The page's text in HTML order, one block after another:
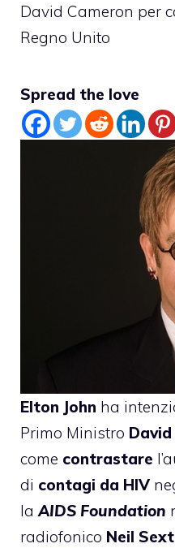
David Cameron per
Regno Unito
Spread the love
Elton John ha
Primo Ministro
come contrastare
di contagi da HIV
la AIDS Foundation
radiofonico Neil